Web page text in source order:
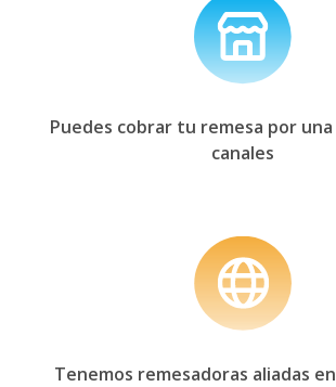
Puedes cobrar tu remesa por una
canales
Tenemos remesadoras aliadas en